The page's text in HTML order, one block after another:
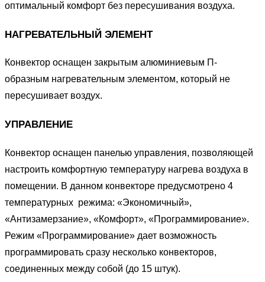
оптимальный комфорт без пересушивания воздуха.
НАГРЕВАТЕЛЬНЫЙ ЭЛЕМЕНТ
Конвектор оснащен закрытым алюминиевым П-
образным нагревательным элементом, который не
пересушивает воздух.
УПРАВЛЕНИЕ
Конвектор оснащен панелью управления, позволяющей
настроить комфортную температуру нагрева воздуха в
помещении. В данном конвекторе предусмотрено 4
температурных режима: «Экономичный»,
«Антизамерзание», «Комфорт», «Программирование».
Режим «Программирование» дает возможность
программировать сразу несколько конвекторов,
соединенных между собой (до 15 штук).